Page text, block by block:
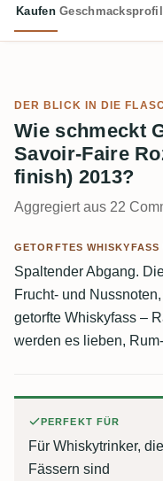
Kaufen Geschmacksprofil
DER BLICK IN DIE
Wie schmeckt
Savoir-Faire
finish) 2013?
Aggregiert aus 22
GETORFTES
Spaltender Abgang.
Frucht- und
getorfte Whiskyfass –
werden es lieben,
PERFEKT FÜR
Für Whiskytrinker,
Fässern sind